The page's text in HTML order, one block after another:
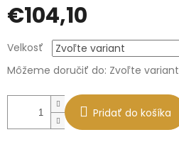
€104,10
Jednotková
cena:
Velkosť
Môžeme doručiť do: Zvoľte variant
Pridať do košíka